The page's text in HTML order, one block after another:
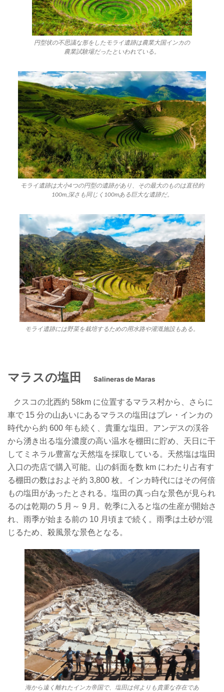
円型状の不思議な形をしたモライ遺跡は農業大国インカの
農業試験場だったといわれている。
モライ遺跡は大小4つの円型の遺跡があり、その最大のものは直径約
100m,深さも同じく100mある巨大な遺跡だ。
モライ遺跡には野菜を栽培するための用水路や灌漑施設もある。
マラスの塩田 Salineras de Maras
クスコの北西約 58km に位置するマラス村から、
さらに
車で 15 分の山あいにあるマラスの塩田はプレ・インカの
時代から約 600 年も続く、貴重な塩田。 アンデスの渓谷
から湧き出る塩分濃度の高い温水を棚田に貯め、天日に干
してミネラル豊富な天然塩を採取している。天然塩は塩田
入口の売店で購入可能。 山の斜面を数 km にわたり占有す
る棚田の数はおよ そ約 3,800 枚。インカ時代にはその何倍
もの塩田 があったとされる。塩田の真っ白な景色が見られ
るのは乾期の 5 月～ 9 月。乾季に入ると塩の生産が開始さ
れ、雨季が始まる前の 10 月頃まで続く。雨季は土砂が混
じるため、殺風景な景色となる。
海から遠く離れたインカ帝国で、塩田は何よりも貴重な存在であ